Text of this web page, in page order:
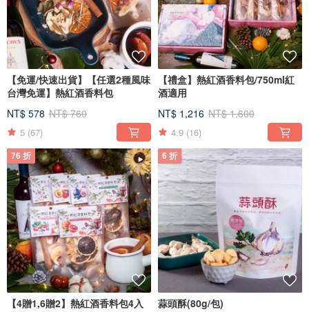
【免運/快速出貨】【任選2種風味
台灣免運】熱紅酒香料包
NT$ 578 NT$ 760
5 (67)
【禮盒】熱紅酒香料包/750ml紅
酒適用
NT$ 1,216 NT$ 1,600
4.9 (16)
76 折
【4贈1,6贈2】熱紅酒香料包4入
6 折
蒜頭酥(80g/包)